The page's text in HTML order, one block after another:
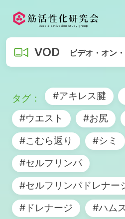
VOD ビデオ・オン
#アキレス腱
#ウエスト
#お尻
#こむら返り
#シミ
#セルフリンパ
#セルフリンパドレナー
#ドレナージ
#ハム